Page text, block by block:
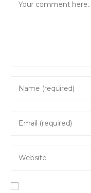
your
comment
your
address
your
URL